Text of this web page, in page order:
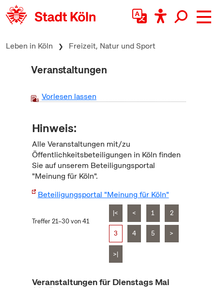
zum Inhalt springen
Leben in Köln Freizeit, Natur und Sport
Veranstaltungen
Vorlesen lassen
Hinweis:
Alle Veranstaltungen mit/zu
Öffentlichkeitsbeteiligungen in Köln finden
Sie auf unserem Beteiligungsportal
"Meinung für Köln".
Beteiligungsportal "Meinung für Köln"
Treffer 21–30 von 41
|< < 1 2
3 4 5 >
>|
Veranstaltungen für Dienstags Mai